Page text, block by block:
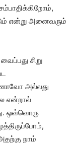
என்று அனைவரும்
சிறு
அல்லது
என்றால்
ஒவ்வொரு
நாம்